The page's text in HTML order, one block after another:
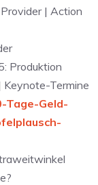
| Action
Produktion
Keynote-Termine
Tage-Geld-